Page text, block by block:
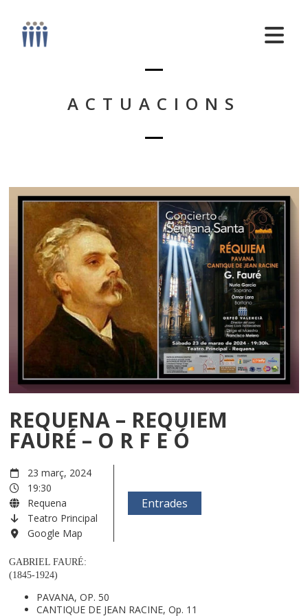
ACTUACIONS
REQUENA – REQUIEM
FAURÉ – O R F E Ó
23 març, 2024
19:30
Requena
Teatro Principal
Google Map
Entrades
GABRIEL FAURÉ:
(1845-1924)
PAVANA, OP. 50
CANTIQUE DE JEAN RACINE, Op. 11